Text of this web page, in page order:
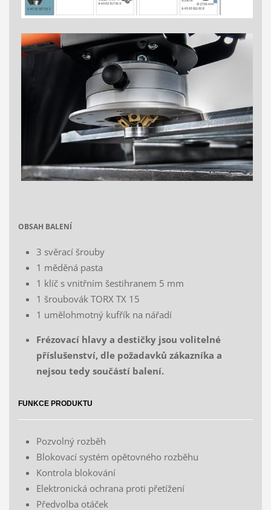
OBSAH BALENÍ
3 svěrací šrouby
1 měděná pasta
1 klíč s vnitřním šestihranem 5 mm
1 šroubovák TORX TX 15
1 umělohmotný kufřík na nářadí
Frézovací hlavy a destičky jsou volitelné
příslušenství, dle požadavků zákazníka a
nejsou tedy součástí balení.
FUNKCE PRODUKTU
Pozvolný rozběh
Blokovací systém opětovného rozběhu
Kontrola blokování
Elektronická ochrana proti přetížení
Předvolba otáček